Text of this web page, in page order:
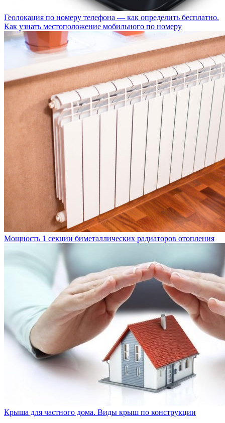
Геолокация по номеру телефона — как определить бесплатно.
Как узнать местоположение мобильного по номеру
Мощность 1 секции биметаллических радиаторов отопления
Крыша для частного дома. Виды крыш по конструкции